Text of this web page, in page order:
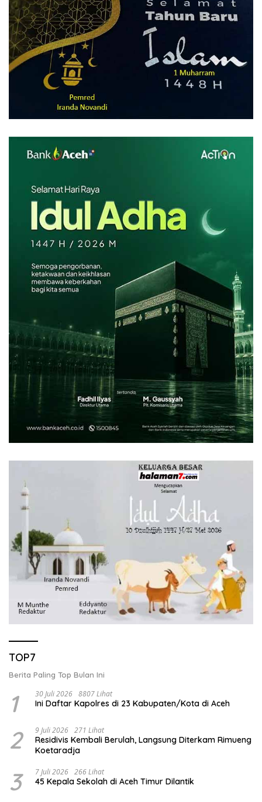
TOP7
Berita Paling Top Bulan Ini
1 30 Juli 2026 8807 Lihat
Ini Daftar Kapolres di 23 Kabupaten/Kota di Aceh
2 9 Juli 2026 271 Lihat
Residivis Kembali Berulah, Langsung Diterkam Rimueng
Koetaradja
3 7 Juli 2026 266 Lihat
45 Kepala Sekolah di Aceh Timur Dilantik